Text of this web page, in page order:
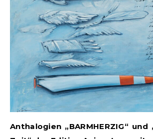
Anthalogien „BARMHERZIG“